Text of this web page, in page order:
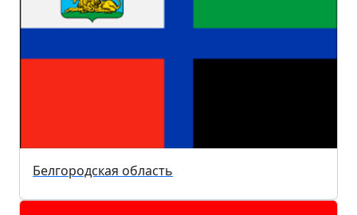
Белгородская область